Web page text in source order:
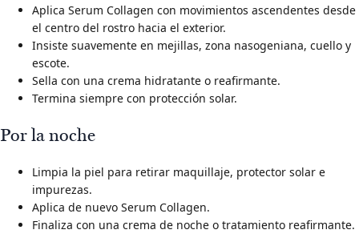
Aplica Serum Collagen con movimientos ascendentes desde
el centro del rostro hacia el exterior.
Insiste suavemente en mejillas, zona nasogeniana, cuello y
escote.
Sella con una crema hidratante o reafirmante.
Termina siempre con protección solar.
Por la noche
Limpia la piel para retirar maquillaje, protector solar e
impurezas.
Aplica de nuevo Serum Collagen.
Finaliza con una crema de noche o tratamiento reafirmante.